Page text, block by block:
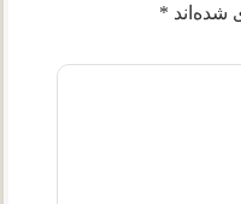
شده‌اند *